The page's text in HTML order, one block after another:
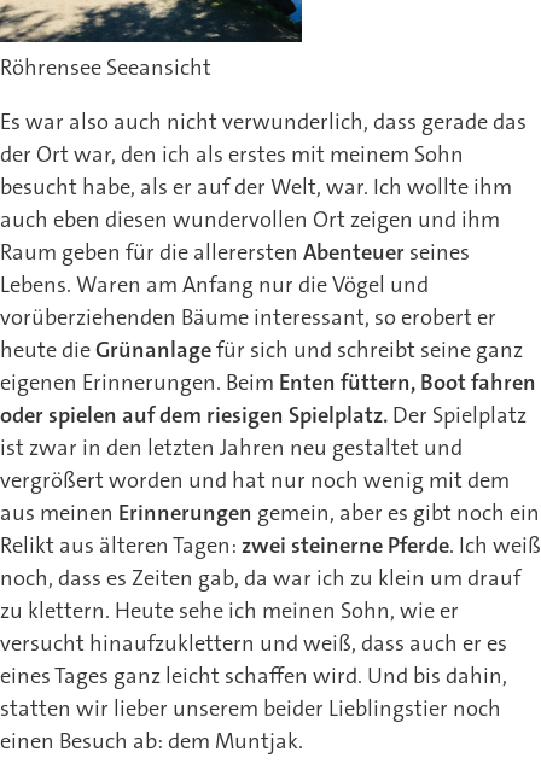
Röhrensee Seeansicht
Es war also auch nicht verwunderlich, dass gerade das
der Ort war, den ich als erstes mit meinem Sohn
besucht habe, als er auf der Welt, war. Ich wollte ihm
auch eben diesen wundervollen Ort zeigen und ihm
Raum geben für die allerersten Abenteuer seines
Lebens. Waren am Anfang nur die Vögel und
vorüberziehenden Bäume interessant, so erobert er
heute dieGrünanlagefür sich und schreibt seine ganz
eigenen Erinnerungen. Beim Enten füttern, Boot fahren
oder spielen auf dem riesigen Spielplatz. Der Spielplatz
ist zwar in den letzten Jahren neu gestaltet und
vergrößert worden und hat nur noch wenig mit dem
aus meinen Erinnerungen gemein, aber es gibt noch ein
Relikt aus älteren Tagen: zwei steinerne Pferde. Ich weiß
noch, dass es Zeiten gab, da war ich zu klein um drauf
zu klettern. Heute sehe ich meinen Sohn, wie er
versucht hinaufzuklettern und weiß, dass auch er es
eines Tages ganz leicht schaffen wird. Und bis dahin,
statten wir lieber unserem beider Lieblingstier noch
einen Besuch ab: dem Muntjak.